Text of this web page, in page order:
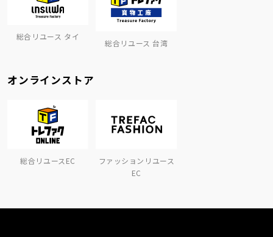
総合リユース タイ
総合リユース 台湾
オンラインストア
総合リユースEC
ファッションリユース
EC